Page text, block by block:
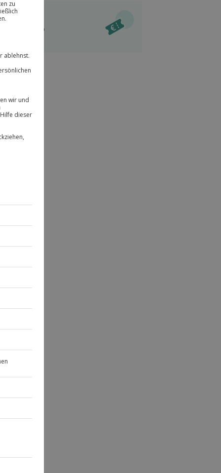
für alle Erlebnisse einlösbar.
Warenkorb